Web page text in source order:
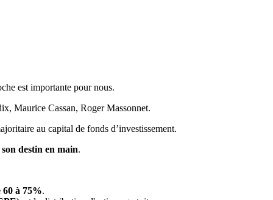
est importante pour nous.
Maurice Cassan, Roger Massonnet.
au capital de fonds d’investissement.
destin en main.
à 75%.